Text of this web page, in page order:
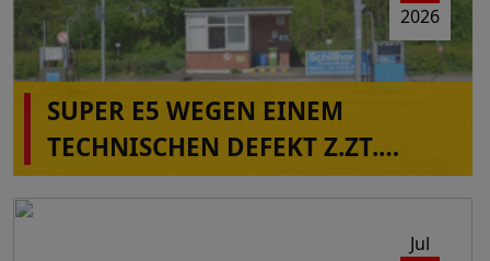
2026
SUPER E5 WEGEN EINEM
TECHNISCHEN DEFEKT Z.ZT.
NICHT VERFÜGBAR IN
Jul